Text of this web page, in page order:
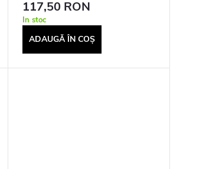
117,50 RON
In stoc
ADAUGĂ ÎN COŞ